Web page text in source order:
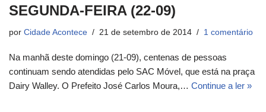
SEGUNDA-FEIRA (22-09)
por Cidade Acontece 21 de setembro de 2014 1 comentário
Na manhã deste domingo (21-09), centenas de pessoas
continuam sendo atendidas pelo SAC Móvel, que está na praça
Dairy Walley. O Prefeito José Carlos Moura,… Continue a ler »